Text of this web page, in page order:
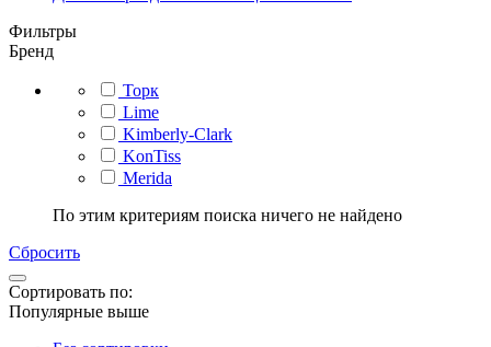
Фильтры
Бренд
Торк
Lime
Kimberly-Clark
KonTiss
Merida
По этим критериям поиска ничего не найдено
Сбросить
Сортировать по:
Популярные выше